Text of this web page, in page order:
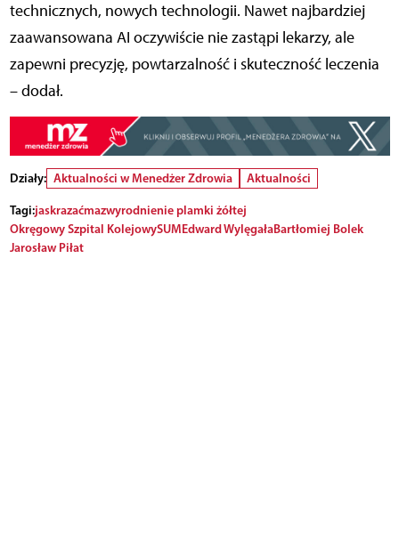
technicznych, nowych technologii. Nawet najbardziej
zaawansowana AI oczywiście nie zastąpi lekarzy, ale
zapewni precyzję, powtarzalność i skuteczność leczenia
– dodał.
Działy: Aktualności w Menedżer Zdrowia
Aktualności
Tagi:jaskrazaćmazwyrodnienie plamki żółtej
Okręgowy Szpital KolejowySUMEdward WylęgałaBartłomiej Bolek
Jarosław Piłat